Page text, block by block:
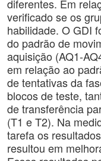
diferentes. Em
verificado se os
habilidade. O GDI
do padrão de
aquisição (AQ1-
em relação ao
de tentativas da
blocos de teste,
de transferência
(T1 e T2). Na
tarefa os
resultou em